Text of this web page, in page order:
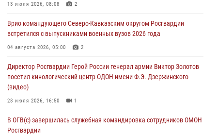
угрожавшего подростку травматическим пистолетом
06 августа 2026, 11:33
крупная нарколаборатория
13 июля 2026, 08:08 2
Врио командующего Северо-Кавказским округом Росгвардии
встретился с выпускниками военных вузов 2026 года
04 августа 2026, 05:00 2
Директор Росгвардии Герой России генерал армии Виктор Золотов
посетил кинологический центр ОДОН имени Ф.Э. Дзержинского
(видео)
28 июля 2026, 16:50 1
В ОГВ(с) завершилась служебная командировка сотрудников ОМОН
Росгвардии